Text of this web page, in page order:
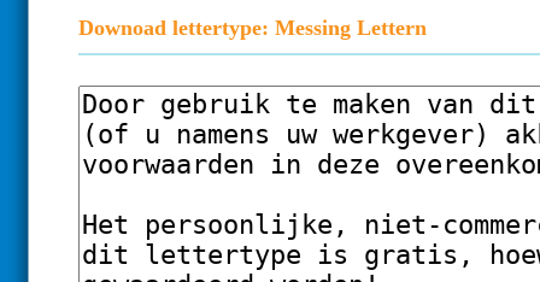
Downoad lettertype: Messing Lettern